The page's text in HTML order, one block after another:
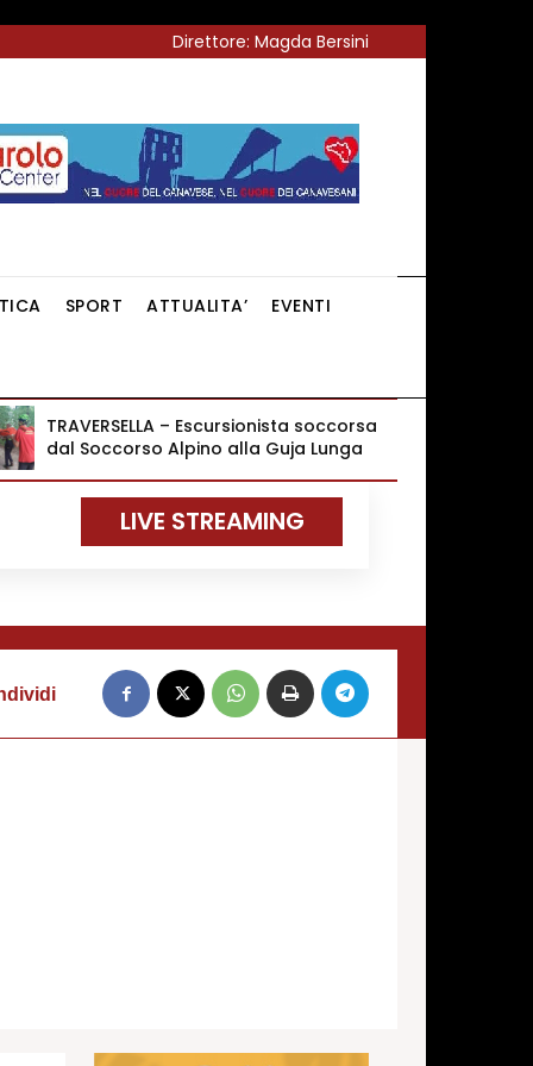
Direttore: Magda Bersini
SPORT ATTUALITA’ EVENTI
TRAVERSELLA – Escursionista soccorsa
dal Soccorso Alpino alla Guja Lunga
LIVE STREAMING